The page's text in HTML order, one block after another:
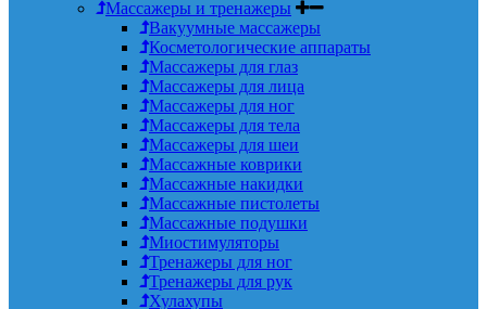
Массажеры и тренажеры
Вакуумные массажеры
Косметологические аппараты
Массажеры для глаз
Массажеры для лица
Массажеры для ног
Массажеры для тела
Массажеры для шеи
Массажные коврики
Массажные накидки
Массажные пистолеты
Массажные подушки
Миостимуляторы
Тренажеры для ног
Тренажеры для рук
Хулахупы